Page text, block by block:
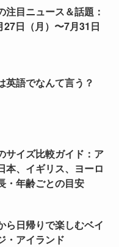
注目ニュース＆話題：
27日（月）〜7月31日
英語でなんて言う？
サイズ比較ガイド：ア
本、イギリス、ヨーロ
・年齢ごとの目安
ら日帰りで楽しむベイ
・アイランド